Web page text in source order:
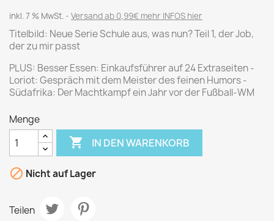
inkl. 7 % MwSt. Versand ab 0,99€ mehr INFOS hier
Titelbild: Neue Serie Schule aus, was nun? Teil 1, der Job,
der zu mir passt
PLUS: Besser Essen: Einkaufsführer auf 24 Extraseiten -
Loriot: Gespräch mit dem Meister des feinen Humors -
Südafrika: Der Machtkampf ein Jahr vor der Fußball-WM
Menge
 IN DEN WARENKORB
 Nicht auf Lager
Teilen